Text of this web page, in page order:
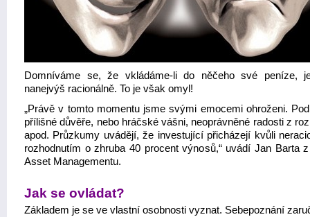
Domníváme se, že vkládáme-li do něčeho své peníze,
nanejvýš racionálně. To je však omyl!
„Právě v tomto momentu jsme svými emocemi ohroženi.
přílišné důvěře, nebo hráčské vášni, neoprávněné radosti z
apod. Průzkumy uvádějí, že investující přicházejí kvůli
rozhodnutím o zhruba 40 procent výnosů,“ uvádí Jan Barta
Asset Managementu.
Jak se ovládat?
Základem je se ve vlastní osobnosti vyznat. Sebepoznání